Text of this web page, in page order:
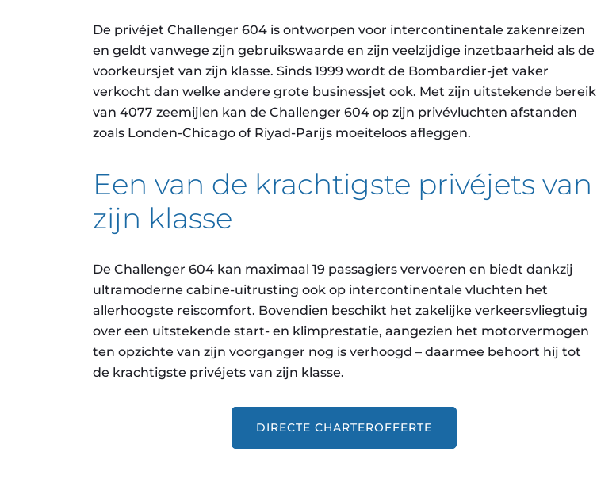
De privéjet Challenger 604 is ontworpen voor intercontinentale zakenreizen
en geldt vanwege zijn gebruikswaarde en zijn veelzijdige inzetbaarheid als de
voorkeursjet van zijn klasse. Sinds 1999 wordt de Bombardier-jet vaker
verkocht dan welke andere grote businessjet ook. Met zijn uitstekende bereik
van 4077 zeemijlen kan de Challenger 604 op zijn privévluchten afstanden
zoals Londen-Chicago of Riyad-Parijs moeiteloos afleggen.
Een van de krachtigste privéjets van
zijn klasse
De Challenger 604 kan maximaal 19 passagiers vervoeren en biedt dankzij
ultramoderne cabine-uitrusting ook op intercontinentale vluchten het
allerhoogste reiscomfort. Bovendien beschikt het zakelijke verkeersvliegtuig
over een uitstekende start- en klimprestatie, aangezien het motorvermogen
ten opzichte van zijn voorganger nog is verhoogd – daarmee behoort hij tot
de krachtigste privéjets van zijn klasse.
DIRECTE CHARTEROFFERTE